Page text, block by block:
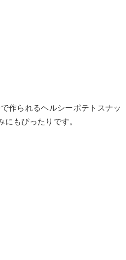
作られるヘルシーポテトスナッ
もぴったりです。